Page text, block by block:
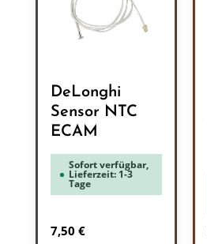
DeLonghi
Sensor NTC
ECAM
Sofort verfügbar,
Lieferzeit: 1-3
Tage
Regulärer Preis:
7,50 €